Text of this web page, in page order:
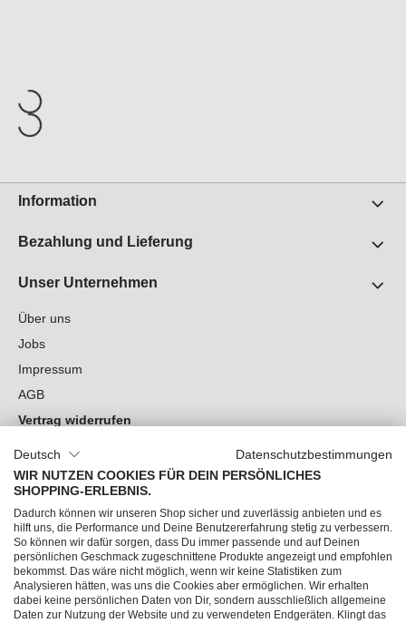
Information
Bezahlung und Lieferung
Unser Unternehmen
Über uns
Jobs
Impressum
AGB
Vertrag widerrufen
Cookie-Einstellungen
Du hast Fragen?
Unsere Socials
Deutsch
Datenschutzbestimmungen
WIR NUTZEN COOKIES FÜR DEIN PERSÖNLICHES
SHOPPING-ERLEBNIS.
Dadurch können wir unseren Shop sicher und zuverlässig anbieten und es
hilft uns, die Performance und Deine Benutzererfahrung stetig zu verbessern.
So können wir dafür sorgen, dass Du immer passende und auf Deinen
persönlichen Geschmack zugeschnittene Produkte angezeigt und empfohlen
bekommst. Das wäre nicht möglich, wenn wir keine Statistiken zum
Analysieren hätten, was uns die Cookies aber ermöglichen. Wir erhalten
dabei keine persönlichen Daten von Dir, sondern ausschließlich allgemeine
Daten zur Nutzung der Website und zu verwendeten Endgeräten. Klingt das